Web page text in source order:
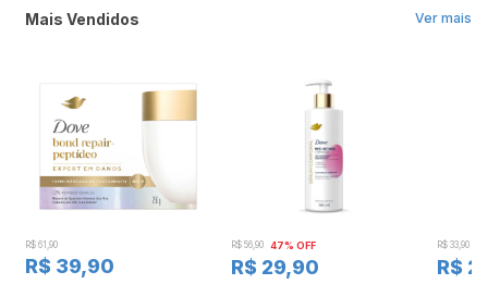
Ver mais
Mais Vendidos
R$ 61,90
R$ 39,90
R$ 56,90 47% OFF
R$ 29,90
R$ 33,90
R$